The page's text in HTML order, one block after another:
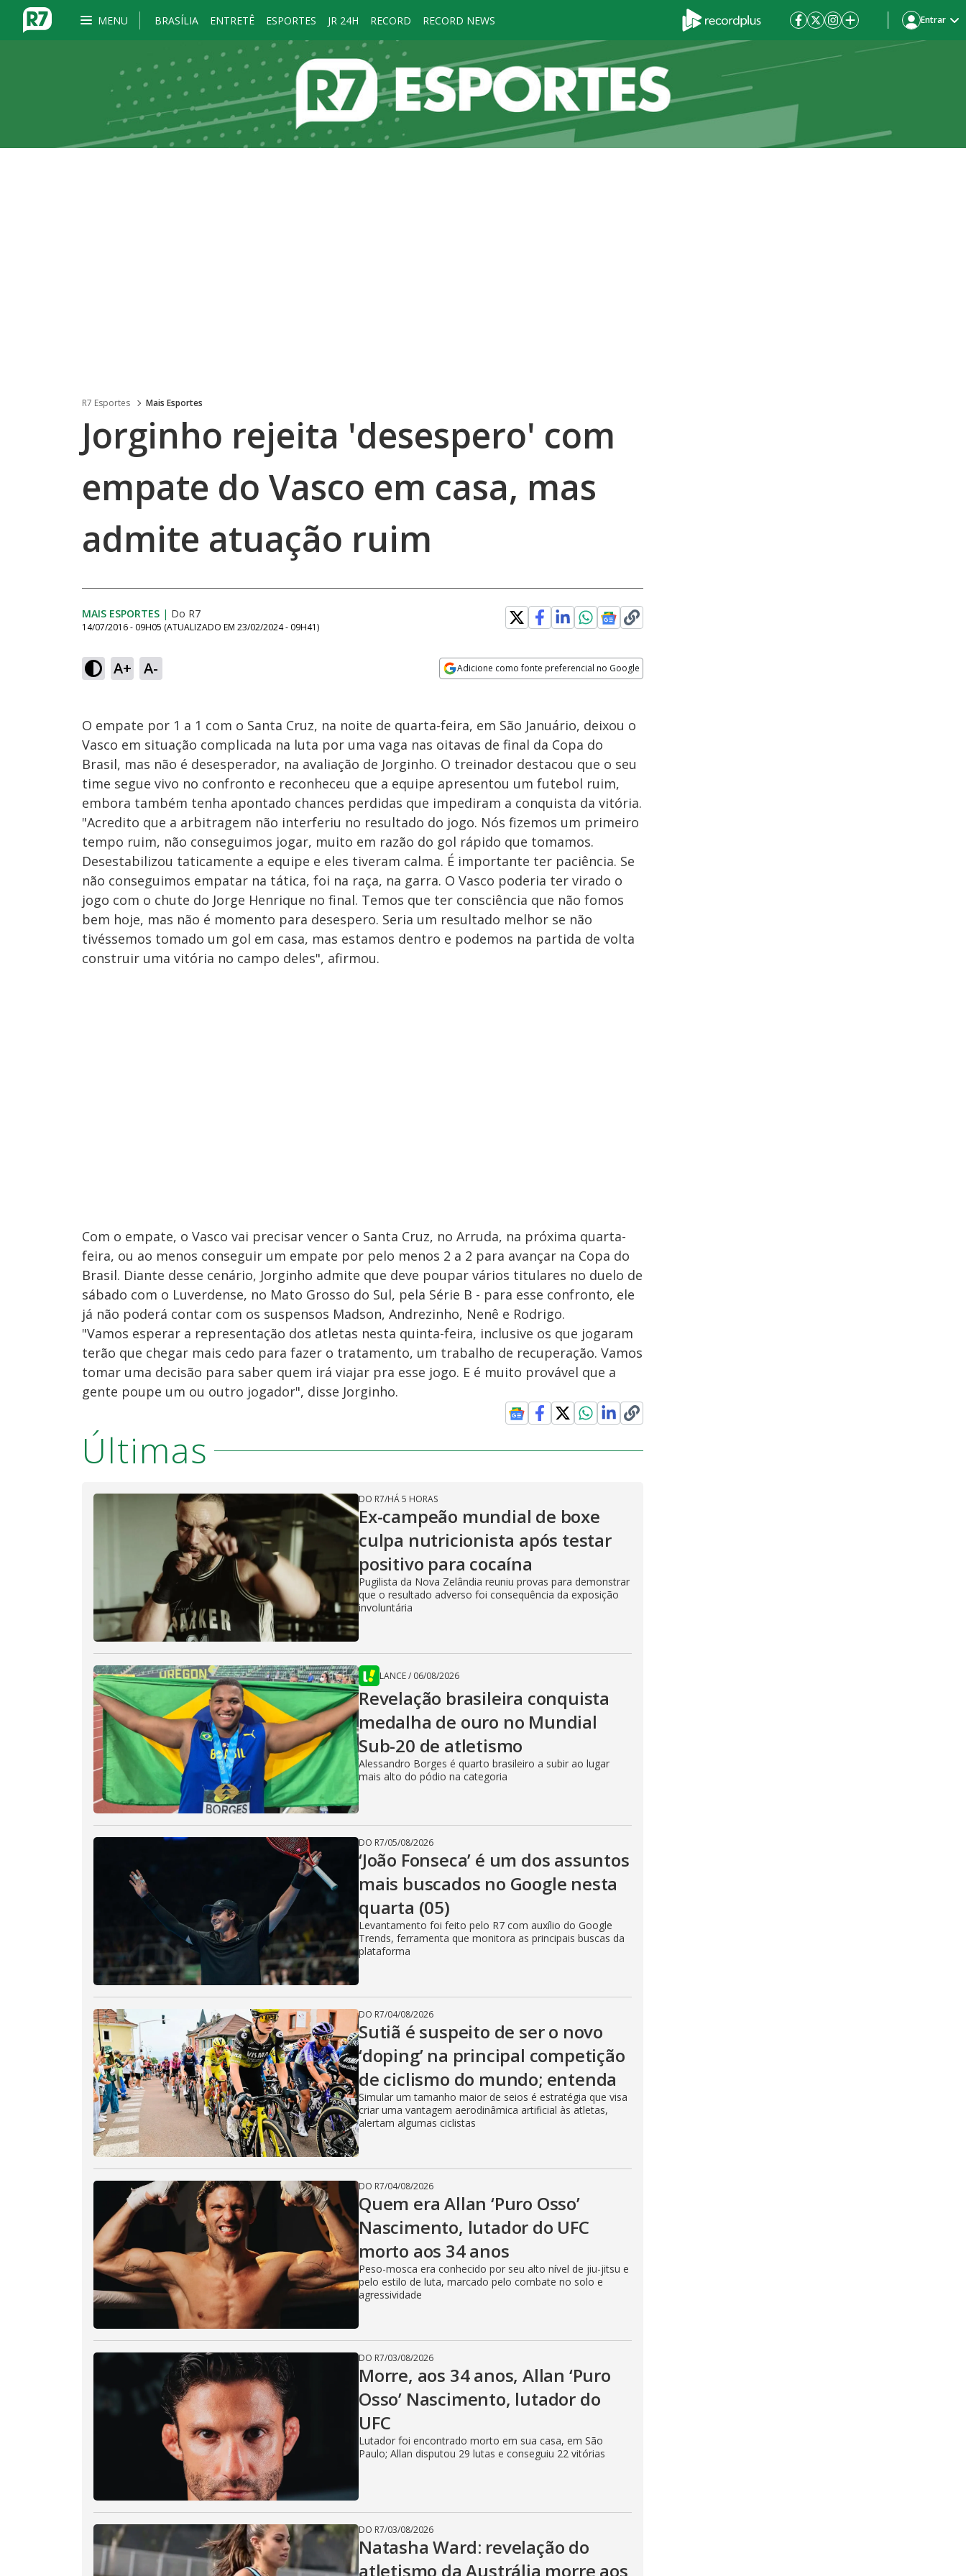
MENU BRASÍLIA ENTRETÊ ESPORTES JR 24H RECORD RECORD NEWS Entrar
R7 Esportes Mais Esportes
Jorginho rejeita 'desespero' com
empate do Vasco em casa, mas
admite atuação ruim
MAIS ESPORTES | Do R7
14/07/2016 - 09H05 (ATUALIZADO EM 23/02/2024 - 09H41)
A+ A- Adicione como fonte preferencial no Google
O empate por 1 a 1 com o Santa Cruz, na noite de quarta-feira, em São Januário, deixou o
Vasco em situação complicada na luta por uma vaga nas oitavas de final da Copa do
Brasil, mas não é desesperador, na avaliação de Jorginho. O treinador destacou que o seu
time segue vivo no confronto e reconheceu que a equipe apresentou um futebol ruim,
embora também tenha apontado chances perdidas que impediram a conquista da vitória.
"Acredito que a arbitragem não interferiu no resultado do jogo. Nós fizemos um primeiro
tempo ruim, não conseguimos jogar, muito em razão do gol rápido que tomamos.
Desestabilizou taticamente a equipe e eles tiveram calma. É importante ter paciência. Se
não conseguimos empatar na tática, foi na raça, na garra. O Vasco poderia ter virado o
jogo com o chute do Jorge Henrique no final. Temos que ter consciência que não fomos
bem hoje, mas não é momento para desespero. Seria um resultado melhor se não
tivéssemos tomado um gol em casa, mas estamos dentro e podemos na partida de volta
construir uma vitória no campo deles", afirmou.
Com o empate, o Vasco vai precisar vencer o Santa Cruz, no Arruda, na próxima quarta-
feira, ou ao menos conseguir um empate por pelo menos 2 a 2 para avançar na Copa do
Brasil. Diante desse cenário, Jorginho admite que deve poupar vários titulares no duelo de
sábado com o Luverdense, no Mato Grosso do Sul, pela Série B - para esse confronto, ele
já não poderá contar com os suspensos Madson, Andrezinho, Nenê e Rodrigo.
"Vamos esperar a representação dos atletas nesta quinta-feira, inclusive os que jogaram
terão que chegar mais cedo para fazer o tratamento, um trabalho de recuperação. Vamos
tomar uma decisão para saber quem irá viajar pra esse jogo. E é muito provável que a
gente poupe um ou outro jogador", disse Jorginho.
Últimas
DO R7/HÁ 5 HORAS
Ex-campeão mundial de boxe
culpa nutricionista após testar
positivo para cocaína
Pugilista da Nova Zelândia reuniu provas para demonstrar
que o resultado adverso foi consequência da exposição
involuntária
LANCE/ 06/08/2026
Revelação brasileira conquista
medalha de ouro no Mundial
Sub-20 de atletismo
Alessandro Borges é quarto brasileiro a subir ao lugar
mais alto do pódio na categoria
DO R7/05/08/2026
‘João Fonseca’ é um dos assuntos
mais buscados no Google nesta
quarta (05)
Levantamento foi feito pelo R7 com auxílio do Google
Trends, ferramenta que monitora as principais buscas da
plataforma
DO R7/04/08/2026
Sutiã é suspeito de ser o novo
‘doping’ na principal competição
de ciclismo do mundo; entenda
Simular um tamanho maior de seios é estratégia que visa
criar uma vantagem aerodinâmica artificial às atletas,
alertam algumas ciclistas
DO R7/04/08/2026
Quem era Allan ‘Puro Osso’
Nascimento, lutador do UFC
morto aos 34 anos
Peso-mosca era conhecido por seu alto nível de jiu-jitsu e
pelo estilo de luta, marcado pelo combate no solo e
agressividade
DO R7/03/08/2026
Morre, aos 34 anos, Allan ‘Puro
Osso’ Nascimento, lutador do
UFC
Lutador foi encontrado morto em sua casa, em São
Paulo; Allan disputou 29 lutas e conseguiu 22 vitórias
DO R7/03/08/2026
Natasha Ward: revelação do
atletismo da Austrália morre aos